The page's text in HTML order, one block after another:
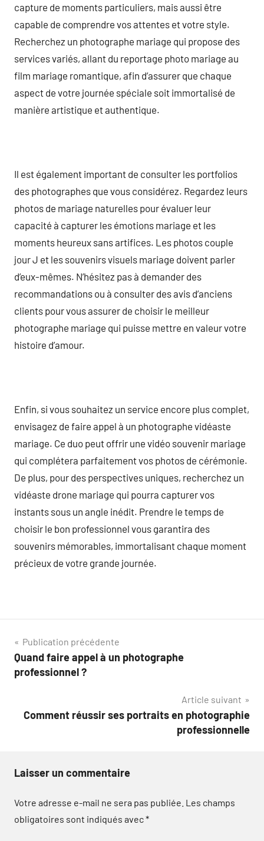
capture de moments particuliers, mais aussi être
capable de comprendre vos attentes et votre style.
Recherchez un photographe mariage qui propose des
services variés, allant du reportage photo mariage au
film mariage romantique, afin d’assurer que chaque
aspect de votre journée spéciale soit immortalisé de
manière artistique et authentique.
Il est également important de consulter les portfolios
des photographes que vous considérez. Regardez leurs
photos de mariage naturelles pour évaluer leur
capacité à capturer les émotions mariage et les
moments heureux sans artifices. Les photos couple
jour J et les souvenirs visuels mariage doivent parler
d’eux-mêmes. N’hésitez pas à demander des
recommandations ou à consulter des avis d’anciens
clients pour vous assurer de choisir le meilleur
photographe mariage qui puisse mettre en valeur votre
histoire d’amour.
Enfin, si vous souhaitez un service encore plus complet,
envisagez de faire appel à un photographe vidéaste
mariage. Ce duo peut offrir une vidéo souvenir mariage
qui complétera parfaitement vos photos de cérémonie.
De plus, pour des perspectives uniques, recherchez un
vidéaste drone mariage qui pourra capturer vos
instants sous un angle inédit. Prendre le temps de
choisir le bon professionnel vous garantira des
souvenirs mémorables, immortalisant chaque moment
précieux de votre grande journée.
Navigation
de
Publication précédente
Quand faire appel à un photographe
professionnel ?
Article suivant
Comment réussir ses portraits en photographie
professionnelle
Laisser un commentaire
Votre adresse e-mail ne sera pas publiée. Les champs
obligatoires sont indiqués avec*